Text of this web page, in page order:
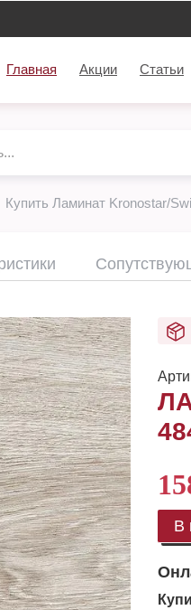
Главная Акции Статьи
Купить Ламинат Kronostar/
В